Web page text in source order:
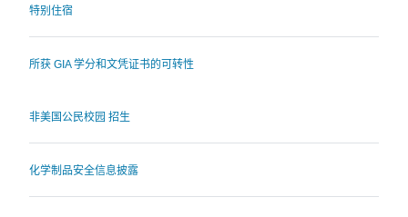
特别住宿
所获 GIA 学分和文凭证书的可转性
非美国公民校园 招生
化学制品安全信息披露